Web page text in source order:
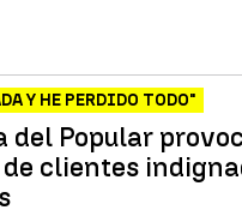
Y HE PERDIDO TODO"
del Popular
clientes